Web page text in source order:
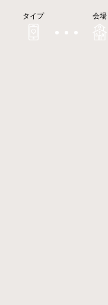
タイプ 会場